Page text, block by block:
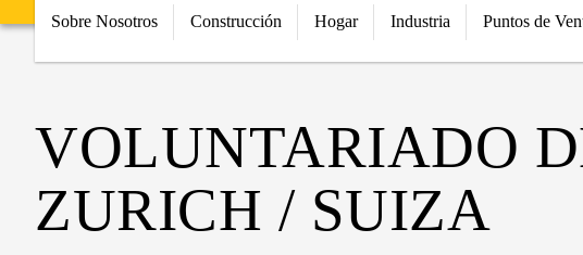
Sobre Nosotros Construcción Hogar Industria Puntos de
VOLUNTARIADO
ZURICH / SUIZA